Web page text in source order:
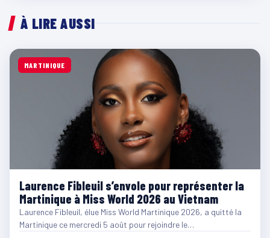
À LIRE AUSSI
MARTINIQUE
Laurence Fibleuil s’envole pour représenter la
Martinique à Miss World 2026 au Vietnam
Laurence Fibleuil, élue Miss World Martinique 2026, a quitté la
Martinique ce mercredi 5 août pour rejoindre le…